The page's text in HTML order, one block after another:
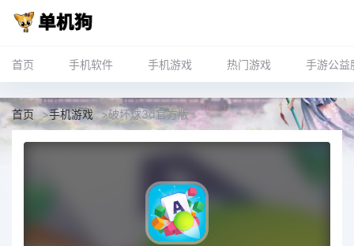
首页 手机软件 手机游戏 热门游戏 手游公益
首页 >手机游戏 >破坏球3d官方版